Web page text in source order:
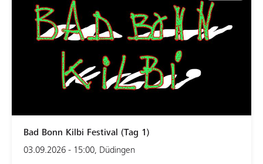
Bad Bonn Kilbi Festival (Tag 1)
03.09.2026 - 15:00, Düdingen